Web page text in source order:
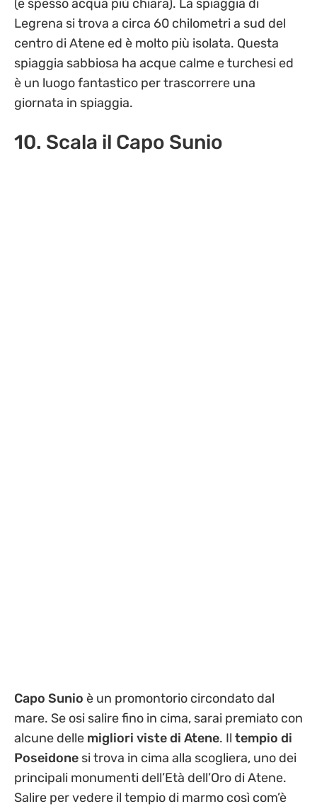
(e spesso acqua più chiara). La spiaggia di
Legrena si trova a circa 60 chilometri a sud del
centro di Atene ed è molto più isolata. Questa
spiaggia sabbiosa ha acque calme e turchesi ed
è un luogo fantastico per trascorrere una
giornata in spiaggia.
10. Scala il Capo Sunio
Capo Sunio è un promontorio circondato dal
mare. Se osi salire fino in cima, sarai premiato con
alcune delle migliori viste di Atene. Il tempio di
Poseidone si trova in cima alla scogliera, uno dei
principali monumenti dell’Età dell’Oro di Atene.
Salire per vedere il tempio di marmo così com’è